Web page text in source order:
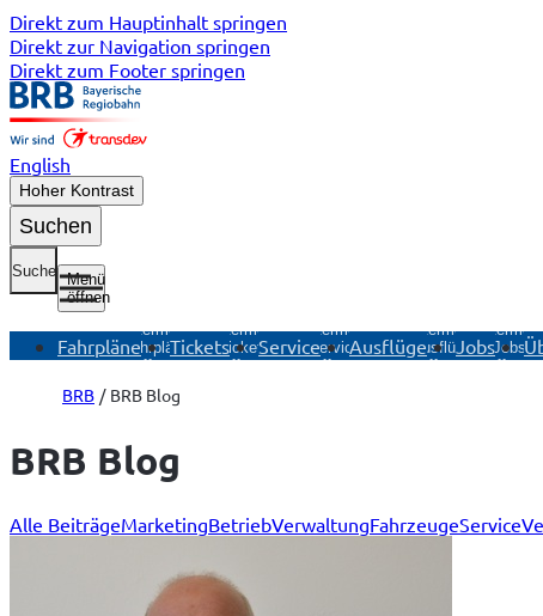
Direkt zum Hauptinhalt springen
Direkt zur Navigation springen
Direkt zum Footer springen
English
Hoher Kontrast
Suchen
Suche
Menü
öffnen
Fahrpläne
Untermenü
Fahrpläne
öffnen
Tickets
Untermenü
Tickets
öffnen
Service
Untermenü
Service
öffnen
Ausflüge
Untermenü
Ausflüge
öffnen
JobsJobs
öffnen
BRB BRB Blog
BRB Blog
Alle BeiträgeMarketingBetriebVerwaltungFahrzeugeService